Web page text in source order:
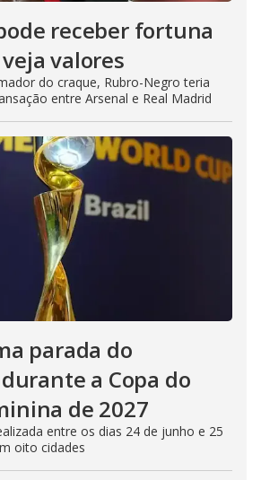
receber fortuna
valores
do craque, Rubro-Negro teria
entre Arsenal e Real Madrid
parada do
a Copa do
de 2027
entre os dias 24 de junho e 25
oito cidades